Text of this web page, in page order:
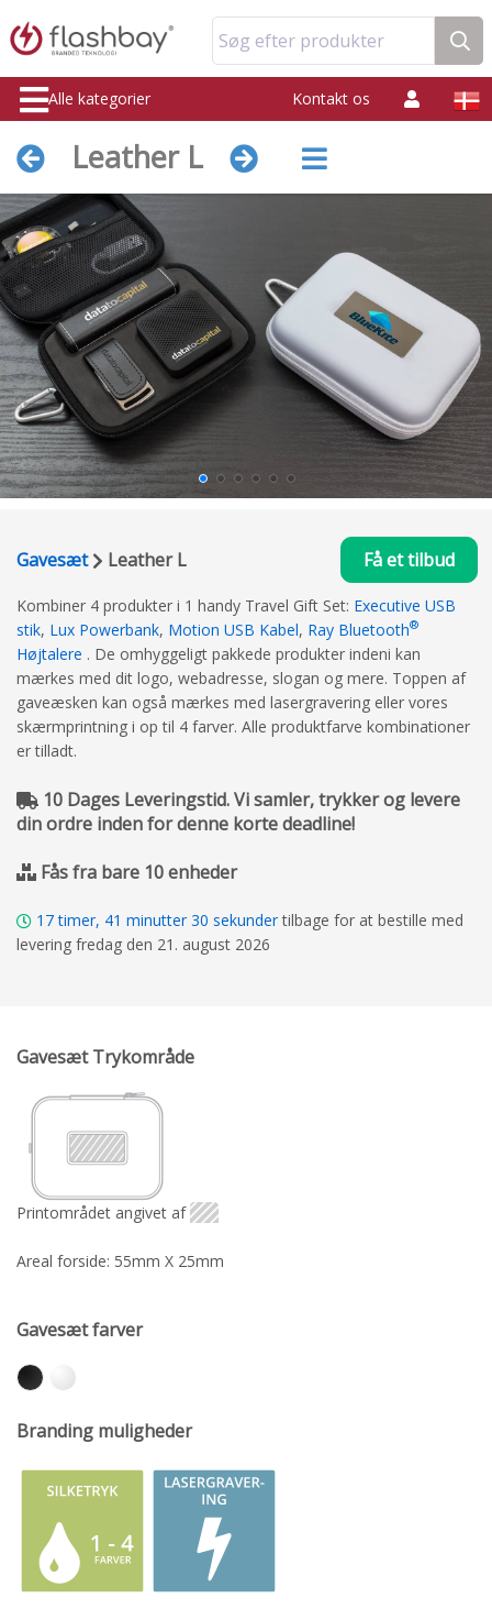
Søg efter produkter
Alle kategorier Kontakt os
Leather L
Gavesæt Leather L Få et tilbud
Kombiner 4 produkter i 1 handy Travel Gift Set: Executive USB
stik, Lux Powerbank, Motion USB Kabel, Ray Bluetooth®
Højtalere . De omhyggeligt pakkede produkter indeni kan
mærkes med dit logo, webadresse, slogan og mere. Toppen af ​​
gaveæsken kan også mærkes med lasergravering eller vores
skærmprintning i op til 4 farver. Alle produktfarve kombinationer
er tilladt.
10 Dages Leveringstid. Vi samler, trykker og levere
din ordre inden for denne korte deadline!
Fås fra bare 10 enheder
17timer, 41 minutter 30 sekundertilbage for at bestille med
levering fredag den 21. august 2026
Gavesæt Trykområde
Printområdet angivet af
Areal forside: 55mm X 25mm
Gavesæt farver
Branding muligheder